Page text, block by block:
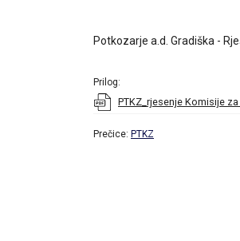
Potkozarje a.d. Gradiška -
Prilog:
PTKZ_rjesenje Komisije
Prečice: PTKZ